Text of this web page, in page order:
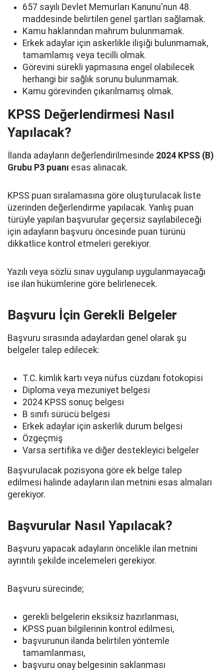
657 sayılı Devlet Memurları Kanunu'nun 48.
maddesinde belirtilen genel şartları sağlamak.
Kamu haklarından mahrum bulunmamak.
Erkek adaylar için askerlikle ilişiği bulunmamak,
tamamlamış veya tecilli olmak.
Görevini sürekli yapmasına engel olabilecek
herhangi bir sağlık sorunu bulunmamak.
Kamu görevinden çıkarılmamış olmak.
KPSS Değerlendirmesi Nasıl
Yapılacak?
İlanda adayların değerlendirilmesinde 2024 KPSS (B)
Grubu P3 puanı esas alınacak.
KPSS puan sıralamasına göre oluşturulacak liste
üzerinden değerlendirme yapılacak. Yanlış puan
türüyle yapılan başvurular geçersiz sayılabileceği
için adayların başvuru öncesinde puan türünü
dikkatlice kontrol etmeleri gerekiyor.
Yazılı veya sözlü sınav uygulanıp uygulanmayacağı
ise ilan hükümlerine göre belirlenecek.
Başvuru İçin Gerekli Belgeler
Başvuru sırasında adaylardan genel olarak şu
belgeler talep edilecek:
T.C. kimlik kartı veya nüfus cüzdanı fotokopisi
Diploma veya mezuniyet belgesi
2024 KPSS sonuç belgesi
B sınıfı sürücü belgesi
Erkek adaylar için askerlik durum belgesi
Özgeçmiş
Varsa sertifika ve diğer destekleyici belgeler
Başvurulacak pozisyona göre ek belge talep
edilmesi halinde adayların ilan metnini esas almaları
gerekiyor.
Başvurular Nasıl Yapılacak?
Başvuru yapacak adayların öncelikle ilan metnini
ayrıntılı şekilde incelemeleri gerekiyor.
Başvuru sürecinde;
gerekli belgelerin eksiksiz hazırlanması,
KPSS puan bilgilerinin kontrol edilmesi,
başvurunun ilanda belirtilen yöntemle
tamamlanması,
başvuru onay belgesinin saklanması